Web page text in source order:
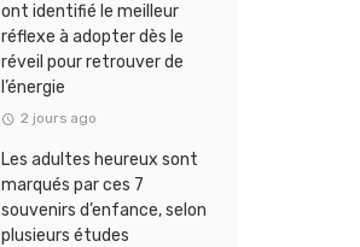
ont identifié le meilleur
réflexe à adopter dès le
réveil pour retrouver de
l’énergie
2 jours ago
Les adultes heureux sont
marqués par ces 7
souvenirs d’enfance, selon
plusieurs études